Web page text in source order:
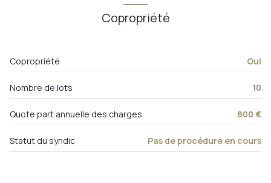
chambre 2
10,48 m²
Copropriété
Copropriété Oui
Nombre de lots 10
Quote part annuelle des charges 800 €
Statut du syndic Pas de procédure en cours